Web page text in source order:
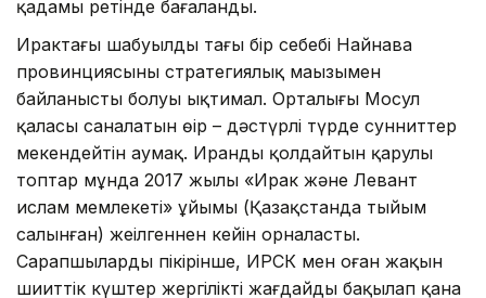
қадамы ретінде бағаланды.
Ирактағы шабуылдың тағы бір себебі Найнава
провинциясының стратегиялық маңызымен
байланысты болуы ықтимал. Орталығы Мосул
қаласы саналатын өңір – дәстүрлі түрде сунниттер
мекендейтін аумақ. Иранды қолдайтын қарулы
топтар мұнда 2017 жылы «Ирак және Левант
ислам мемлекеті» ұйымы (Қазақстанда тыйым
салынған) жеңілгеннен кейін орналасты.
Сарапшылардың пікірінше, ИРСК мен оған жақын
шииттік күштер жергілікті жағдайды бақылап қана